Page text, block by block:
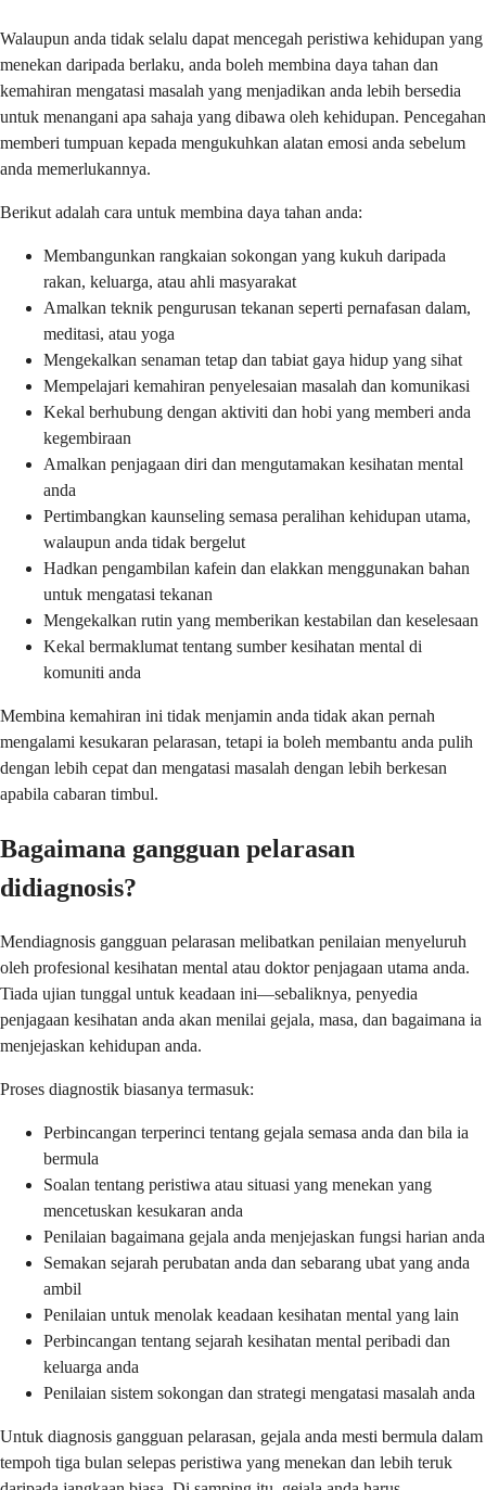
Walaupun anda tidak selalu dapat mencegah peristiwa kehidupan yang
menekan daripada berlaku, anda boleh membina daya tahan dan
kemahiran mengatasi masalah yang menjadikan anda lebih bersedia
untuk menangani apa sahaja yang dibawa oleh kehidupan. Pencegahan
memberi tumpuan kepada mengukuhkan alatan emosi anda sebelum
anda memerlukannya.
Berikut adalah cara untuk membina daya tahan anda:
Membangunkan rangkaian sokongan yang kukuh daripada
rakan, keluarga, atau ahli masyarakat
Amalkan teknik pengurusan tekanan seperti pernafasan dalam,
meditasi, atau yoga
Mengekalkan senaman tetap dan tabiat gaya hidup yang sihat
Mempelajari kemahiran penyelesaian masalah dan komunikasi
Kekal berhubung dengan aktiviti dan hobi yang memberi anda
kegembiraan
Amalkan penjagaan diri dan mengutamakan kesihatan mental
anda
Pertimbangkan kaunseling semasa peralihan kehidupan utama,
walaupun anda tidak bergelut
Hadkan pengambilan kafein dan elakkan menggunakan bahan
untuk mengatasi tekanan
Mengekalkan rutin yang memberikan kestabilan dan keselesaan
Kekal bermaklumat tentang sumber kesihatan mental di
komuniti anda
Membina kemahiran ini tidak menjamin anda tidak akan pernah
mengalami kesukaran pelarasan, tetapi ia boleh membantu anda pulih
dengan lebih cepat dan mengatasi masalah dengan lebih berkesan
apabila cabaran timbul.
Bagaimana gangguan pelarasan
didiagnosis?
Mendiagnosis gangguan pelarasan melibatkan penilaian menyeluruh
oleh profesional kesihatan mental atau doktor penjagaan utama anda.
Tiada ujian tunggal untuk keadaan ini—sebaliknya, penyedia
penjagaan kesihatan anda akan menilai gejala, masa, dan bagaimana ia
menjejaskan kehidupan anda.
Proses diagnostik biasanya termasuk:
Perbincangan terperinci tentang gejala semasa anda dan bila ia
bermula
Soalan tentang peristiwa atau situasi yang menekan yang
mencetuskan kesukaran anda
Penilaian bagaimana gejala anda menjejaskan fungsi harian anda
Semakan sejarah perubatan anda dan sebarang ubat yang anda
ambil
Penilaian untuk menolak keadaan kesihatan mental yang lain
Perbincangan tentang sejarah kesihatan mental peribadi dan
keluarga anda
Penilaian sistem sokongan dan strategi mengatasi masalah anda
Untuk diagnosis gangguan pelarasan, gejala anda mesti bermula dalam
tempoh tiga bulan selepas peristiwa yang menekan dan lebih teruk